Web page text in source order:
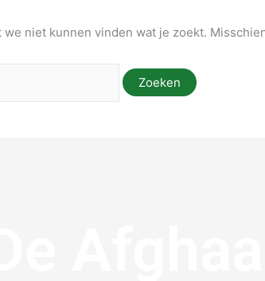
we niet kunnen vinden wat je zoekt.